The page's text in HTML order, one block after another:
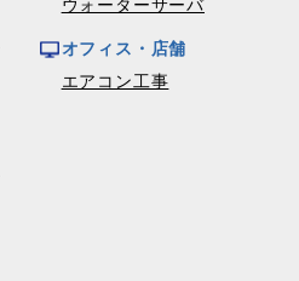
ウォーターサーバ
オフィス・店舗
エアコン工事